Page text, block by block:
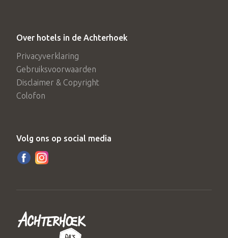
Over hotels in de Achterhoek
Privacyverklaring
Gebruiksvoorwaarden
Disclaimer & Copyright
Colofon
Volg ons op social media